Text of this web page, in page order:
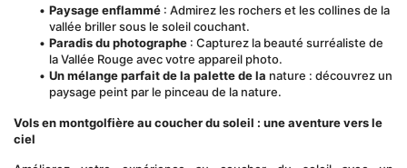
Paysage enflammé : Admirez les rochers et les collines de la
vallée briller sous le soleil couchant.
Paradis du photographe : Capturez la beauté surréaliste de
la Vallée Rouge avec votre appareil photo.
Un mélange parfait de la palette de la nature : découvrez un
paysage peint par le pinceau de la nature.
Vols en montgolfière au coucher du soleil : une aventure vers le
ciel